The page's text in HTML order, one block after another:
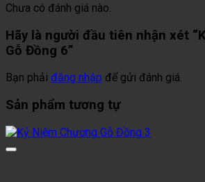
Chưa có đánh giá nào.
Hãy là người đầu tiên nhận xét
Gỗ Đồng 6”
Bạn phải đăng nhập để gửi đánh giá.
Sản phẩm tương tự